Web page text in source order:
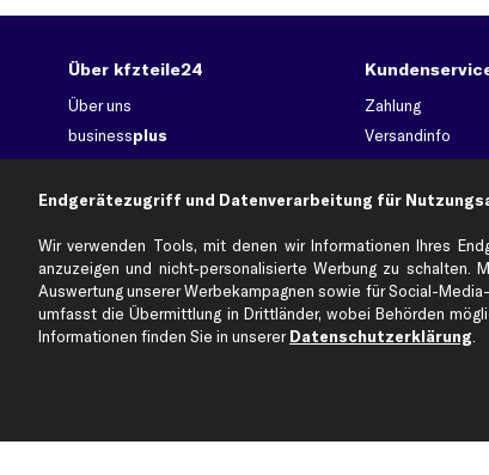
Über kfzteile24
Über uns
businessplus
Corporate Webseite
Partnerprogramm
Karriere
Bewertungen
Unsere App
Zahlung
Versandinfo
Retoure &
Austauschartikel
Automagazin
Unsere Marken
Beliebte Autos
Gutscheine
Endgerätezugriff und Datenverarbeitung für
Wir verwenden Tools, mit denen wir Informationen Ihres
anzuzeigen und nicht-personalisierte Werbung zu schalten.
Auswertung unserer Werbekampagnen sowie für Social-
umfasst die Übermittlung in Drittländer, wobei Behörden
Informationen finden Sie in unsererDatenschutzerklärung